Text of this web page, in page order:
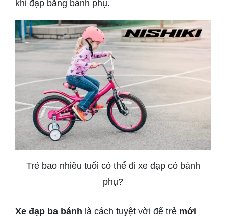
khi đạp bằng bánh phụ.
Trẻ bao nhiêu tuổi có thể đi xe đạp có bánh
phụ?
Xe đạp ba bánh là cách tuyệt vời để trẻ mới